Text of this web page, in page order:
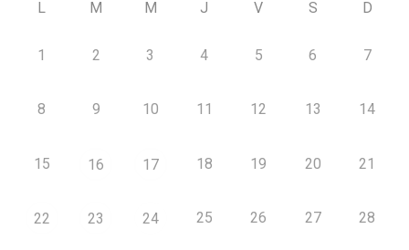
L M M J V S D
1 2 3 4 5 6 7
8 9 10 11 12 13 14
15 16 17 18 19 20 21
22 23 24 25 26 27 28